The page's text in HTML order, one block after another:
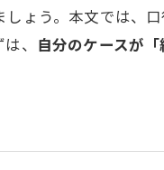
ょう。本文では、
、
自分のケースが